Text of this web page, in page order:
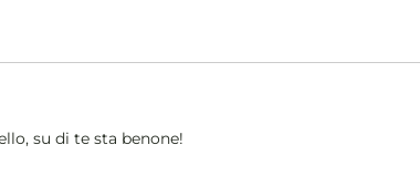
su di te sta benone!